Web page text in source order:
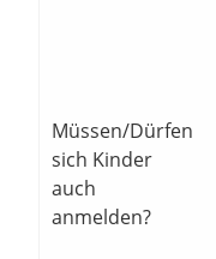
Müssen/Dürfen
sich Kinder
auch
anmelden?